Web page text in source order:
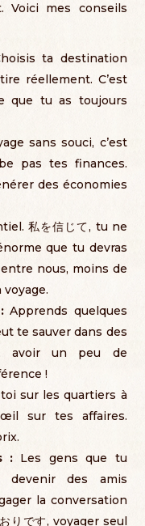
.Voici mes conseils
ta destination
réellement. C’est
que tu as toujours
sans souci, c’est
pas tes finances.
des économies
. 私を信じて, tu ne
que tu devras
entre nous, moins de
voyage.
: Apprends quelques
te sauver dans des
avoir un peu de
!
sur les quartiers à
sur tes affaires.
.
: Les gens que tu
devenir des amis
la conversation
りです, voyager seul